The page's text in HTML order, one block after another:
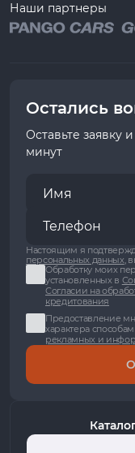
Наши партнеры
Остались
Оставьте заявку
минут
Настоящим я
персональных данных,
Обработку моих
установленных в
Согласии на
кредитования
Предоставление
характера
рекламных и